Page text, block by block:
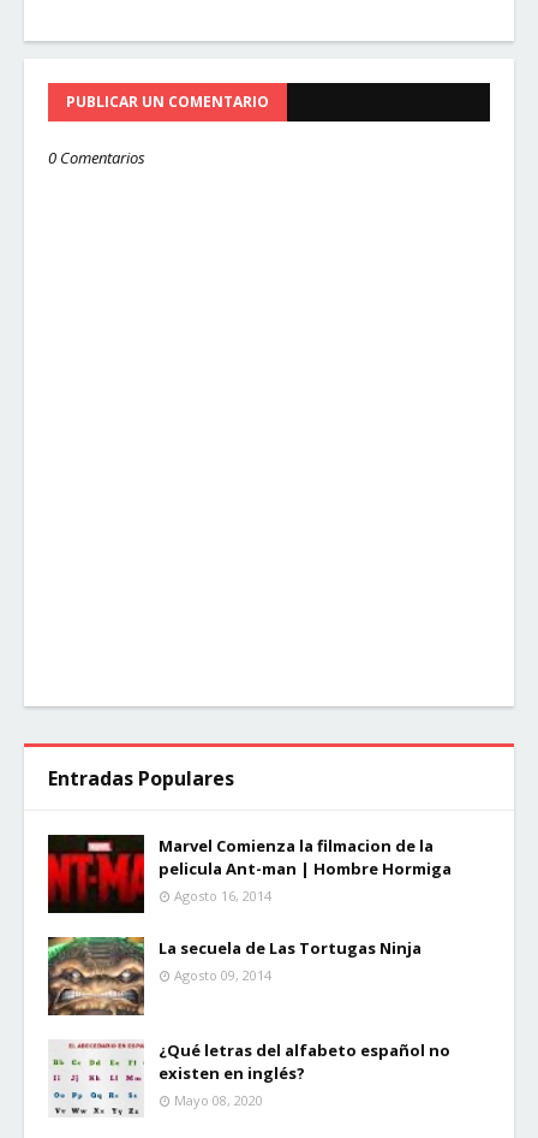
PUBLICAR UN COMENTARIO
0 Comentarios
Entradas Populares
Marvel Comienza la filmacion de la
pelicula Ant-man | Hombre Hormiga
Agosto 16, 2014
La secuela de Las Tortugas Ninja
Agosto 09, 2014
¿Qué letras del alfabeto español no
existen en inglés?
Mayo 08, 2020